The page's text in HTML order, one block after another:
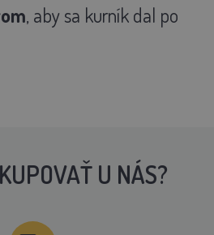
, aby sa kurník dal po
U NÁS?